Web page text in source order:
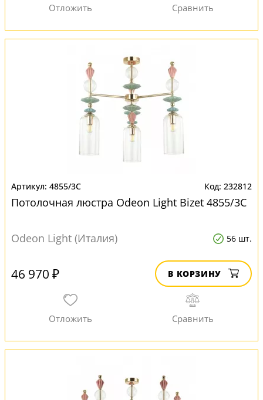
4855/3C 232812
Потолочная люстра Odeon Light Bizet 4855/3C
Odeon Light (Италия) 56 шт.
46 970 ₽ В КОРЗИНУ